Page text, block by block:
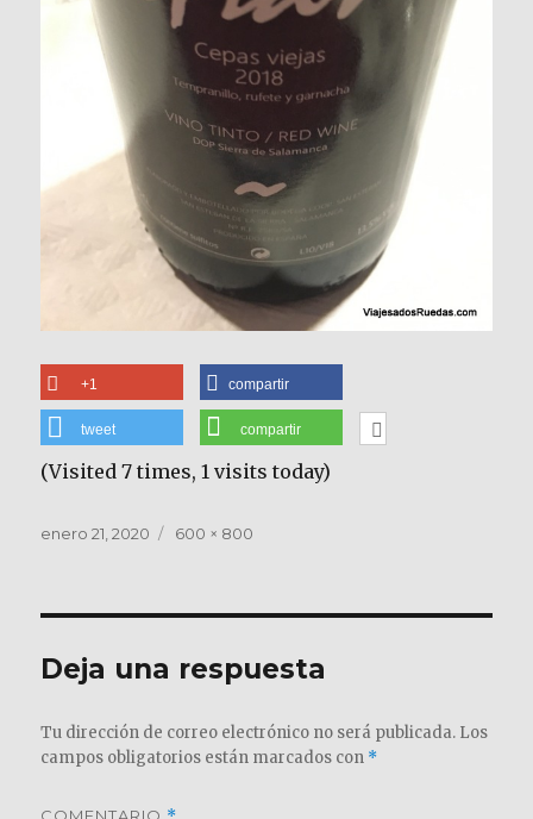
+1 compartir
tweet compartir
(Visited 7 times, 1 visits today)
Publicado
enero 21, 2020
Tamaño
600 × 800
Deja una respuesta
Tu dirección de correo electrónico no será publicada. Los
campos obligatorios están marcados con *
COMENTARIO